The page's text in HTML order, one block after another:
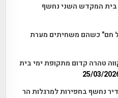
בית המקדש השני נחשף
חם" כשהם משחיתים מערת
טהרה קדום מתקופת ימי בית
25/03/
נחשף בחפירות למרגלות הר